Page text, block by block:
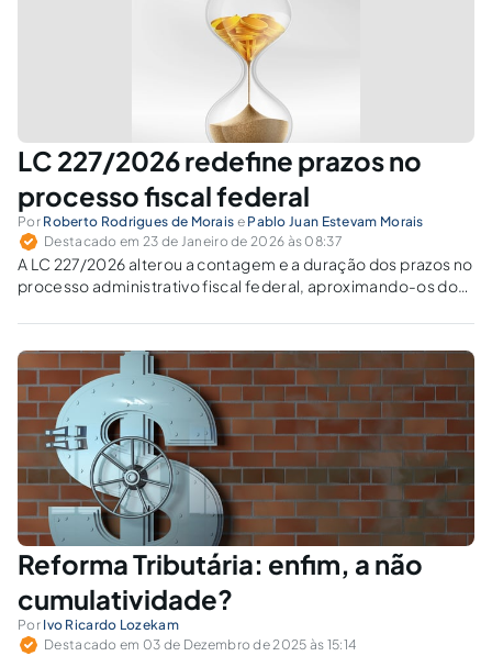
LC 227/2026 redefine prazos no
processo fiscal federal
Por Roberto Rodrigues de Morais e Pablo Juan Estevam Morais
Destacado em 23 de Janeiro de 2026 às 08:37
A LC 227/2026 alterou a contagem e a duração dos prazos no
processo administrativo fiscal federal, aproximando-os do
Reforma Tributária: enfim, a não
cumulatividade?
Por Ivo Ricardo Lozekam
Destacado em 03 de Dezembro de 2025 às 15:14